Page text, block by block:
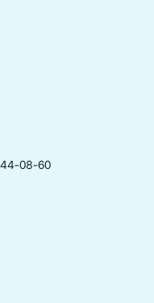
44-08-60